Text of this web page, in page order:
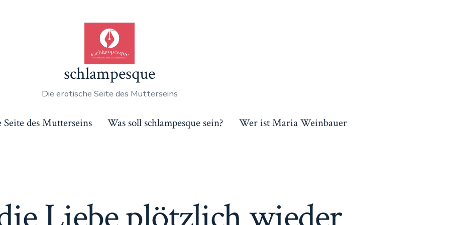
schlampesque
Die erotische Seite des Mutterseins
des Mutterseins Was soll schlampesque sein? Wer ist Maria Weinbauer